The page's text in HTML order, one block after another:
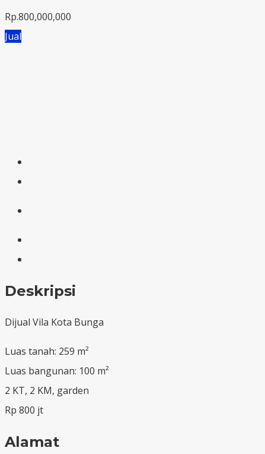
Rp.800,000,000
Jual
Deskripsi
Dijual Vila Kota Bunga
Luas tanah: 259 m²
Luas bangunan: 100 m²
2 KT, 2 KM, garden
Rp 800 jt
Alamat